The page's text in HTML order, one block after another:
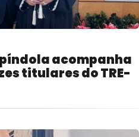
acompanha
titulares do TRE-